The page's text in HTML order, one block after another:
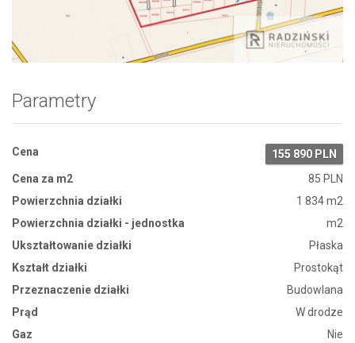
Zdjęcie 1
Parametry
Cena
155 890 PLN
Cena za m2
85 PLN
Powierzchnia działki
1 834 m2
Powierzchnia działki - jednostka
m2
Ukształtowanie działki
Płaska
Kształt działki
Prostokąt
Przeznaczenie działki
Budowlana
Prąd
W drodze
Gaz
Nie